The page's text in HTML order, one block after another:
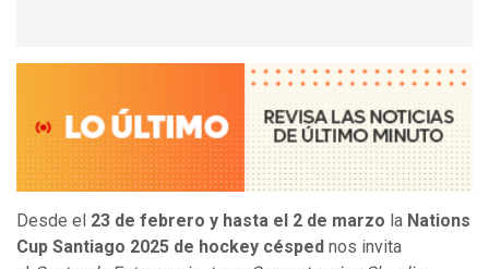
Desde el 23 de febrero y hasta el 2 de marzo la Nations
Cup Santiago 2025 de hockey césped nos invita